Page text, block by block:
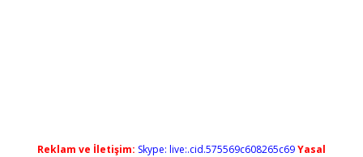
Reklam ve İletişim: Skype: live:.cid.575569c608265c69Yasal